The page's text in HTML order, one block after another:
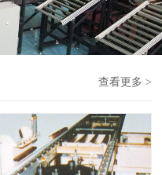
查看更多 >